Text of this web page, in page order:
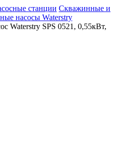
станции Скважинные и
насосы Waterstry
Waterstry SPS 0521, 0,55кВт,